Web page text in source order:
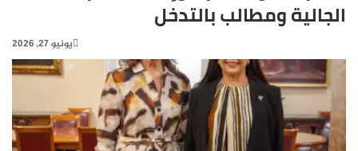
الجالية ومطالب بالتدخل
يونيو 27, 2026